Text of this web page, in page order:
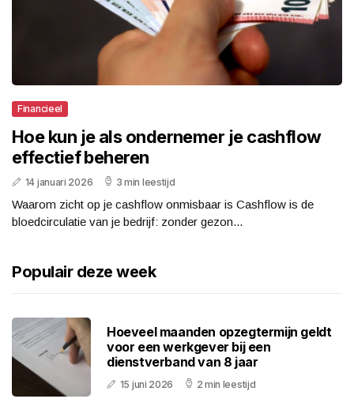
Financieel
Hoe kun je als ondernemer je cashflow
effectief beheren
14 januari 2026 3 min leestijd
Waarom zicht op je cashflow onmisbaar is Cashflow is de
bloedcirculatie van je bedrijf: zonder gezon...
Populair deze week
Hoeveel maanden opzegtermijn geldt
voor een werkgever bij een
dienstverband van 8 jaar
15 juni 2026 2 min leestijd